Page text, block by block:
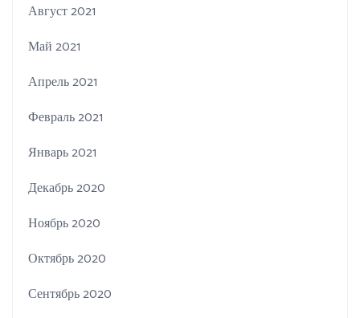
Август 2021
Май 2021
Апрель 2021
Февраль 2021
Январь 2021
Декабрь 2020
Ноябрь 2020
Октябрь 2020
Сентябрь 2020